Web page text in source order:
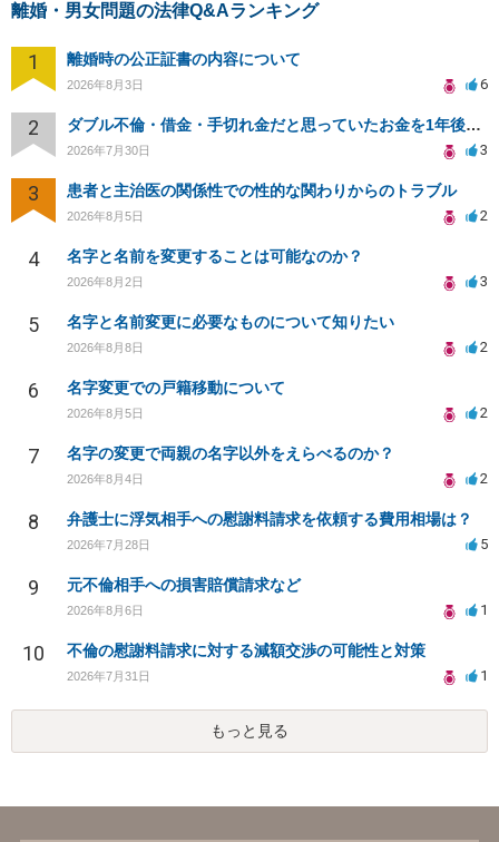
離婚・男女問題の法律Q&Aランキング
1 離婚時の公正証書の内容について
2026年8月3日 6
2 ダブル不倫・借金・手切れ金だと思っていたお金を1年後いまさら脅迫罪として通知書が来てまとめて請求
2026年7月30日 3
3 患者と主治医の関係性での性的な関わりからのトラブル
2026年8月5日 2
4 名字と名前を変更することは可能なのか？
2026年8月2日 3
5 名字と名前変更に必要なものについて知りたい
2026年8月8日 2
6 名字変更での戸籍移動について
2026年8月5日 2
7 名字の変更で両親の名字以外をえらべるのか？
2026年8月4日 2
8 弁護士に浮気相手への慰謝料請求を依頼する費用相場は？
2026年7月28日 5
9 元不倫相手への損害賠償請求など
2026年8月6日 1
10 不倫の慰謝料請求に対する減額交渉の可能性と対策
2026年7月31日 1
もっと見る